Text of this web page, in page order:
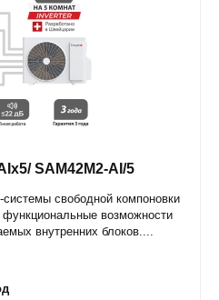
SAM42M2-AI/5
свободной компоновки
возможности
внутренних блоков....